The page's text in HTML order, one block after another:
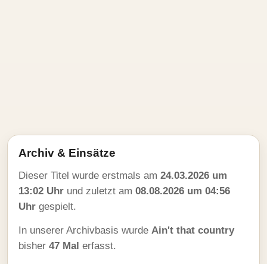
Archiv & Einsätze
Dieser Titel wurde erstmals am 24.03.2026 um
13:02 Uhr und zuletzt am 08.08.2026 um 04:56
Uhr gespielt.
In unserer Archivbasis wurde Ain't that country
bisher 47 Mal erfasst.